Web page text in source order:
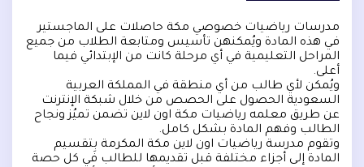
مدرسات رياضيات خصوصي مكة حاصلات على الماجستير
في هذه المادة ويُمكنهن تأسيس ومتابعة الطلاب من جميع
المراحل التعليمية في أي مرحلة كانت من الإبتدائي فيما
أعلى.
ويُمكن لأي طالب من أي منطقة في المملكة العربية
السعودية الحصول على الحصص من خلال شبكة الإنترنت
عن طريق معلمه رياضيات مكة اون لاين تضمن تميُز ونجاح
الطالب وفهم المادة بشكل كامل.
وتقوم مدرسة رياضيات اون لاين مكة المكرمة بِتقسيم
المادة إلى أجزاء مختلفة قبل تقديمها للطالب في كل حصة